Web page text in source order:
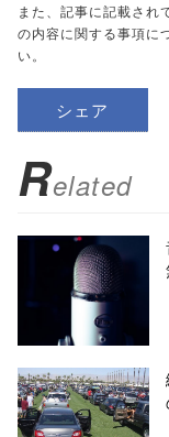
また、記事に記載され
の内容に関する事項に
い。
シェア
Related